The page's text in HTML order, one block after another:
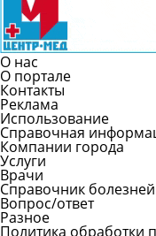
О нас
О портале
Контакты
Реклама
Использование
Справочная
Компании города
Услуги
Врачи
Справочник болезней
Вопрос/ответ
Разное
Политика обработки